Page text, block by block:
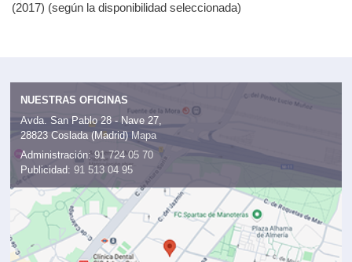
(2017) (según la disponibilidad seleccionada)
NUESTRAS OFICINAS
Avda. San Pablo 28 - Nave 27,
28823 Coslada (Madrid) Mapa
Administración: 91 724 05 70
Publicidad: 91 513 04 95